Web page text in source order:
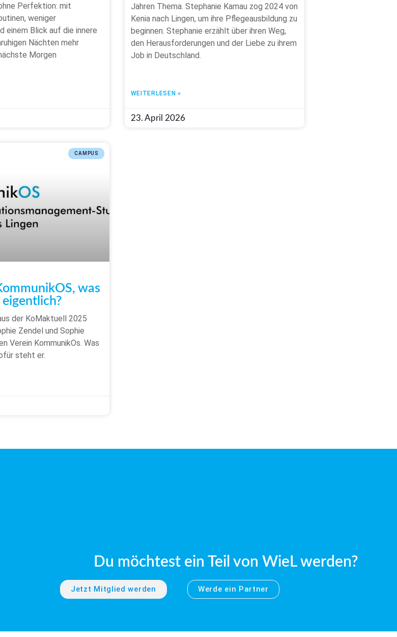
Perfektion: mit
weniger
einem Blick auf die innere
Nächten mehr
Morgen
Jahren Thema. Stephanie Kamau zog 2024 von
Kenia nach Lingen, um ihre Pflegeausbildung zu
beginnen. Stephanie erzählt über ihren Weg,
den Herausforderungen und der Liebe zu ihrem
Job in Deutschland.
WEITERLESEN »
23. April 2026
CAMPUS
was
der KoMaktuell 2025
Zendel und Sophie
Verein KommunikOs. Was
steht er.
Du möchtest ein Teil von WieL werden?
Jetzt Mitglied werden Werde ein Partner